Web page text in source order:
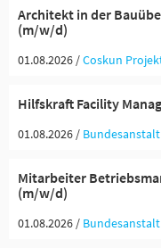
Architekt in der
(m/w/d)
01.08.2026 /Coskun
Hilfskraft Facility
01.08.2026 /
Mitarbeiter
(m/w/d)
01.08.2026 /